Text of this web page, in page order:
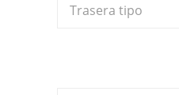
Trasera tipo